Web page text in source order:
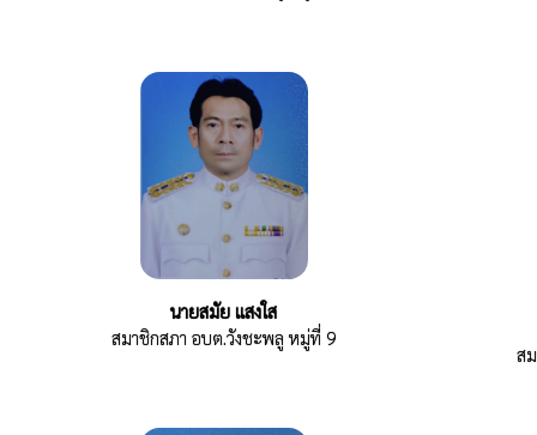
นายสมัย แสงใส
สมาชิกสภา อบต.วังชะพลู หมู่ที่ 9
ส